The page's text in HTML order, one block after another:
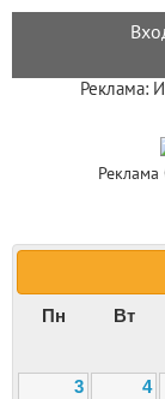
Реклама:
Пн Вт
3
4